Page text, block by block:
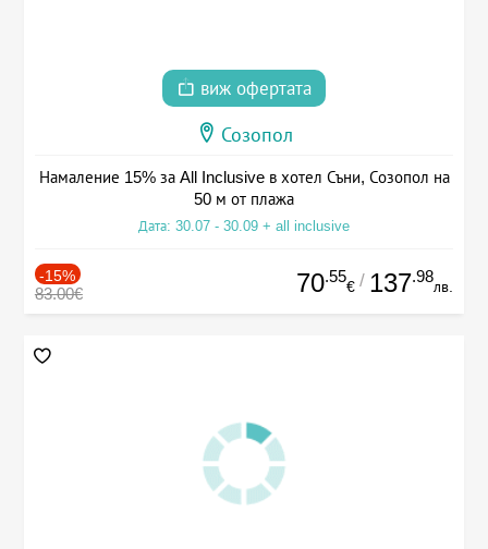
виж офертата
Созопол
Намаление 15% за All Inclusive в хотел Съни, Созопол на
50 м от плажа
Дата: 30.07 - 30.09 + all inclusive
-15%
83.00€ 70.55
€ / 137.98
лв.